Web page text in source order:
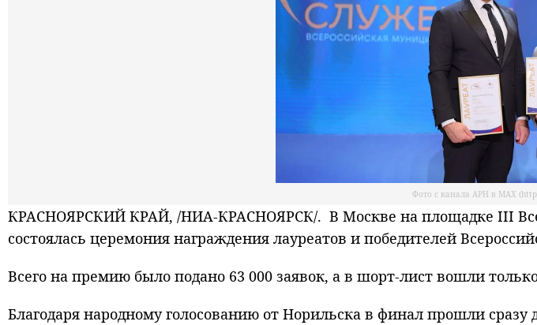
Фото с канала АРН в МАХ
КРАСНОЯРСКИЙ КРАЙ, /НИА-КРАСНОЯРСК/. В Москве на площадке III
состоялась церемония награждения лауреатов и победителей
Всего на премию было подано 63 000 заявок, а в шорт-лист вошли
Благодаря народному голосованию от Норильска в финал прошли